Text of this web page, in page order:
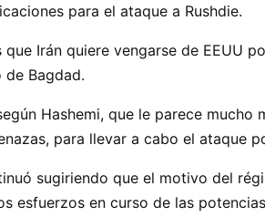
para el ataque a Rushdie.
que Irán quiere vengarse de EEUU
Bagdad.
Hashemi, que le parece
para llevar a cabo el ataque
sugiriendo que el motivo del
esfuerzos en curso de las